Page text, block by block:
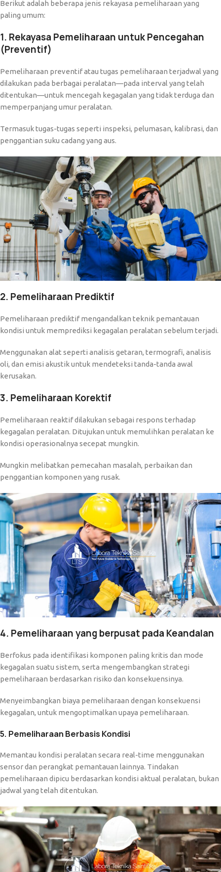
Berikut adalah beberapa jenis rekayasa pemeliharaan yang
paling umum:
1. Rekayasa Pemeliharaan untuk Pencegahan
(Preventif)
Pemeliharaan preventif atau tugas pemeliharaan terjadwal yang
dilakukan pada berbagai peralatan—pada interval yang telah
ditentukan—untuk mencegah kegagalan yang tidak terduga dan
memperpanjang umur peralatan.
Termasuk tugas-tugas seperti inspeksi, pelumasan, kalibrasi, dan
penggantian suku cadang yang aus.
2. Pemeliharaan Prediktif
Pemeliharaan prediktif mengandalkan teknik pemantauan
kondisi untuk memprediksi kegagalan peralatan sebelum terjadi.
Menggunakan alat seperti analisis getaran, termografi, analisis
oli, dan emisi akustik untuk mendeteksi tanda-tanda awal
kerusakan.
3. Pemeliharaan Korektif
Pemeliharaan reaktif dilakukan sebagai respons terhadap
kegagalan peralatan. Ditujukan untuk memulihkan peralatan ke
kondisi operasionalnya secepat mungkin.
Mungkin melibatkan pemecahan masalah, perbaikan dan
penggantian komponen yang rusak.
4. Pemeliharaan yang berpusat pada Keandalan
Berfokus pada identifikasi komponen paling kritis dan mode
kegagalan suatu sistem, serta mengembangkan strategi
pemeliharaan berdasarkan risiko dan konsekuensinya.
Menyeimbangkan biaya pemeliharaan dengan konsekuensi
kegagalan, untuk mengoptimalkan upaya pemeliharaan.
5. Pemeliharaan Berbasis Kondisi
Memantau kondisi peralatan secara real-time menggunakan
sensor dan perangkat pemantauan lainnya. Tindakan
pemeliharaan dipicu berdasarkan kondisi aktual peralatan, bukan
jadwal yang telah ditentukan.